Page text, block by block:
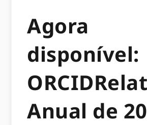
Agora
disponível:
Anual de